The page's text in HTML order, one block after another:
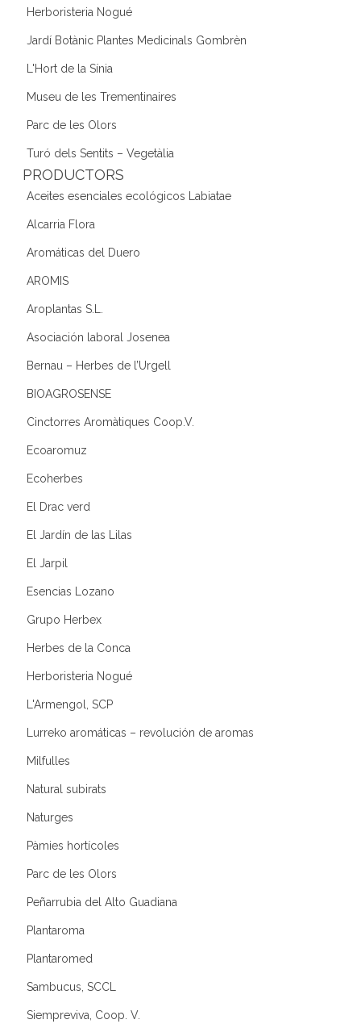
Herboristeria Nogué
Jardí Botànic Plantes Medicinals Gombrèn
L'Hort de la Sínia
Museu de les Trementinaires
Parc de les Olors
Turó dels Sentits – Vegetàlia
PRODUCTORS
Aceites esenciales ecológicos Labiatae
Alcarria Flora
Aromáticas del Duero
AROMIS
Aroplantas S.L.
Asociación laboral Josenea
Bernau – Herbes de l’Urgell
BIOAGROSENSE
Cinctorres Aromàtiques Coop.V.
Ecoaromuz
Ecoherbes
El Drac verd
El Jardín de las Lilas
El Jarpil
Esencias Lozano
Grupo Herbex
Herbes de la Conca
Herboristeria Nogué
L'Armengol, SCP
Lurreko aromáticas – revolución de aromas
Milfulles
Natural subirats
Naturges
Pàmies hortícoles
Parc de les Olors
Peñarrubia del Alto Guadiana
Plantaroma
Plantaromed
Sambucus, SCCL
Siempreviva, Coop. V.